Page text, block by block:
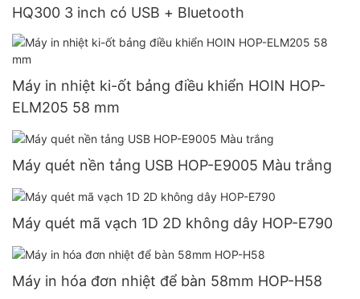
HQ300 3 inch có USB + Bluetooth
Máy in nhiệt ki-ốt bảng điều khiển HOIN HOP-
ELM205 58 mm
Máy quét nền tảng USB HOP-E9005 Màu trắng
Máy quét mã vạch 1D 2D không dây HOP-E790
Máy in hóa đơn nhiệt để bàn 58mm HOP-H58